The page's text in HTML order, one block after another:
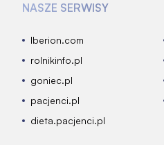
NASZE SERWISY
Iberion.com
rolnikinfo.pl
goniec.pl
pacjenci.pl
dieta.pacjenci.pl